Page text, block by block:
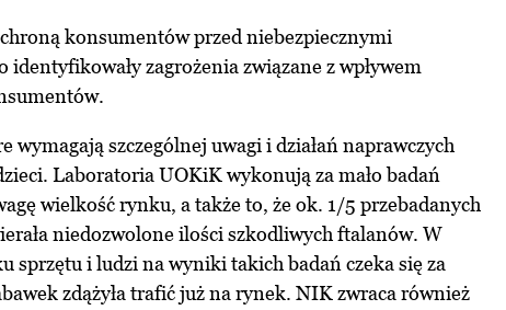
konsumentów przed niebezpiecznymi
zagrożenia związane z wpływem
wymagają szczególnej uwagi i działań naprawczych
Laboratoria UOKiK wykonują za mało badań
wielkość rynku, a także to, że ok. 1/5 przebadanych
niedozwolone ilości szkodliwych ftalanów. W
sprzętu i ludzi na wyniki takich badań czeka się za
zdążyła trafić już na rynek. NIK zwraca również